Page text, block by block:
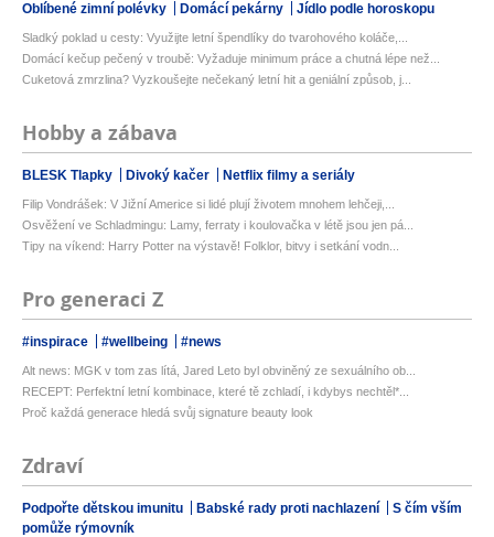
Oblíbené zimní polévky Domácí pekárny Jídlo podle horoskopu
Sladký poklad u cesty: Využijte letní špendlíky do tvarohového koláče,...
Domácí kečup pečený v troubě: Vyžaduje minimum práce a chutná lépe než...
Cuketová zmrzlina? Vyzkoušejte nečekaný letní hit a geniální způsob, j...
Hobby a zábava
BLESK Tlapky Divoký kačer Netflix filmy a seriály
Filip Vondrášek: V Jižní Americe si lidé plují životem mnohem lehčeji,...
Osvěžení ve Schladmingu: Lamy, ferraty i koulovačka v létě jsou jen pá...
Tipy na víkend: Harry Potter na výstavě! Folklor, bitvy i setkání vodn...
Pro generaci Z
#inspirace #wellbeing #news
Alt news: MGK v tom zas lítá, Jared Leto byl obviněný ze sexuálního ob...
RECEPT: Perfektní letní kombinace, které tě zchladí, i kdybys nechtěl*...
Proč každá generace hledá svůj signature beauty look
Zdraví
Podpořte dětskou imunitu Babské rady proti nachlazení
S čím vším
pomůže rýmovník